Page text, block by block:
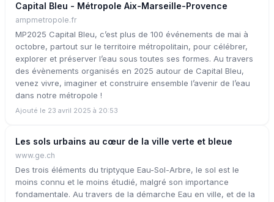
Capital Bleu - Métropole Aix-Marseille-Provence
ampmetropole.fr
MP2025 Capital Bleu, c’est plus de 100 événements de mai à
octobre, partout sur le territoire métropolitain, pour célébrer,
explorer et préserver l’eau sous toutes ses formes. Au travers
des évènements organisés en 2025 autour de Capital Bleu,
venez vivre, imaginer et construire ensemble l’avenir de l’eau
dans notre métropole !
Ajouté le 23 avril 2025 à 20:53
Les sols urbains au cœur de la ville verte et bleue
www.ge.ch
Des trois éléments du triptyque Eau-Sol-Arbre, le sol est le
moins connu et le moins étudié, malgré son importance
fondamentale. Au travers de la démarche Eau en ville, et de la